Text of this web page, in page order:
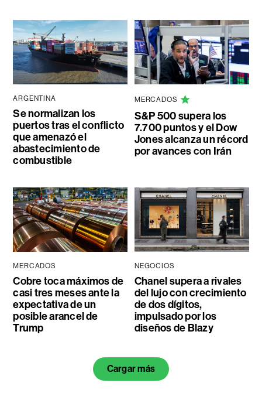
ARGENTINA
Se normalizan los
puertos tras el conflicto
que amenazó el
abastecimiento de
combustible
MERCADOS
S&P 500 supera los
7.700 puntos y el Dow
Jones alcanza un récord
por avances con Irán
MERCADOS
Cobre toca máximos de
casi tres meses ante la
expectativa de un
posible arancel de
Trump
NEGOCIOS
Chanel supera a rivales
del lujo con crecimiento
de dos dígitos,
impulsado por los
diseños de Blazy
Cargar más